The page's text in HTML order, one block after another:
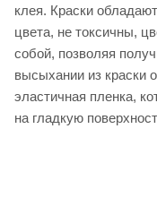
клея. Краски
цвета, не токсичны,
собой, позволяя
высыхании из краски
эластичная пленка,
на гладкую